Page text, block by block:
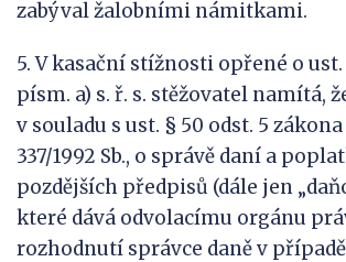
zabýval žalobními námitkami.
5. V kasační stížnosti opřené o ust.
písm. a) s. ř. s. stěžovatel namítá,
v souladu s ust. § 50 odst. 5 zákona
337/1992 Sb., o správě daní a
pozdějších předpisů (dále jen
které dává odvolacímu orgánu
rozhodnutí správce daně v